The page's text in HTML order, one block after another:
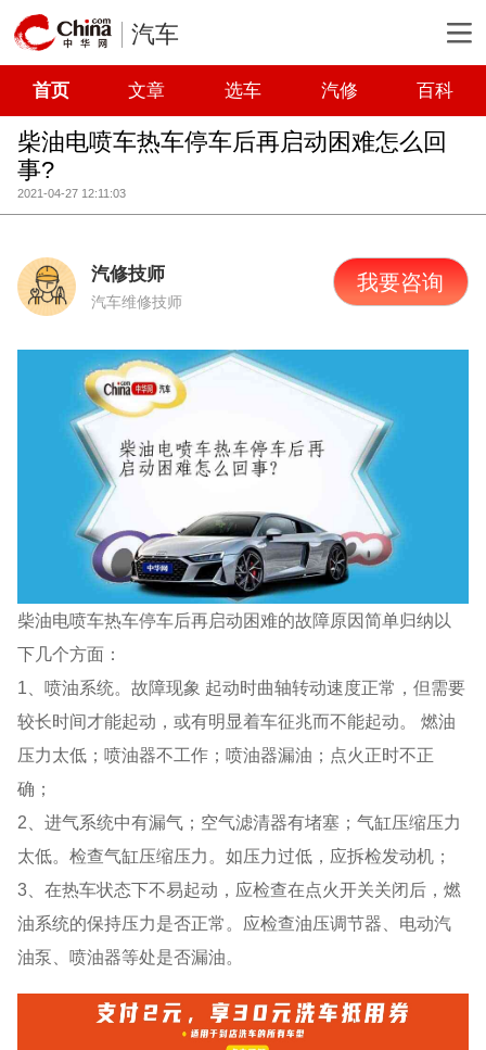
汽车
首页 文章 选车 汽修 百科
柴油电喷车热车停车后再启动困难怎么回
事?
2021-04-27 12:11:03
汽修技师
汽车维修技师
我要咨询
柴油电喷车热车停车后再启动困难的故障原因简单归纳以
下几个方面：
1、喷油系统。故障现象 起动时曲轴转动速度正常，但需要
较长时间才能起动，或有明显着车征兆而不能起动。 燃油
压力太低；喷油器不工作；喷油器漏油；点火正时不正
确；
2、进气系统中有漏气；空气滤清器有堵塞；气缸压缩压力
太低。检查气缸压缩压力。如压力过低，应拆检发动机；
3、在热车状态下不易起动，应检查在点火开关关闭后，燃
油系统的保持压力是否正常。应检查油压调节器、电动汽
油泵、喷油器等处是否漏油。